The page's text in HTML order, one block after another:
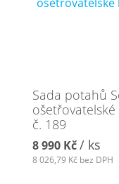
Sada potahů
č. 189
8 990 Kč/ ks
8 026,79 Kč bez DPH